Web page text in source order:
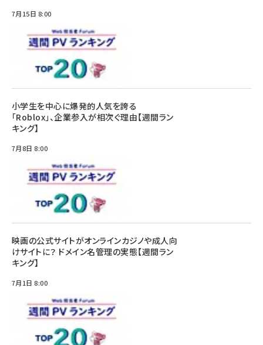
7月15日 8:00
小学生を中心に爆発的人気を誇る
「Roblox」、企業参入が相次ぐ理由【週間ラン
キング】
7月8日 8:00
映画の公式サイトがオンラインカジノや成人向
けサイトに？ ドメイン名管理の実態【週間ラン
キング】
7月1日 8:00